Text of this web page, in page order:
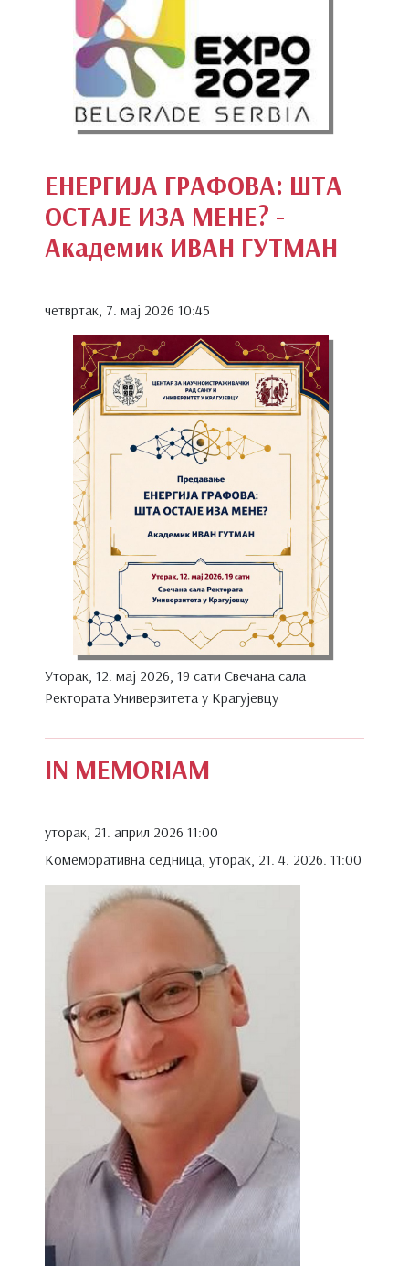
ЕНЕРГИЈА ГРАФОВА: ШТА
ОСТАЈЕ ИЗА МЕНЕ? -
Академик ИВАН ГУТМАН
четвртак, 7. мај 2026 10:45
Уторак, 12. мај 2026, 19 сати Свечана сала
Ректората Универзитета у Крагујевцу
IN MEMORIAM
уторак, 21. април 2026 11:00
Kомеморативна седница, уторак, 21. 4. 2026. 11:00